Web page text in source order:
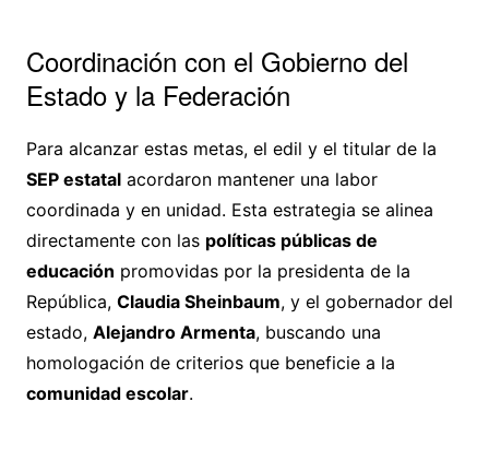
Coordinación con el Gobierno del
Estado y la Federación
Para alcanzar estas metas, el edil y el titular de la
SEP estatalacordaron mantener una labor
coordinada y en unidad. Esta estrategia se alinea
directamente con las políticas públicas de
educación promovidas por la presidenta de la
República, Claudia Sheinbaum, y el gobernador del
estado, Alejandro Armenta, buscando una
homologación de criterios que beneficie a la
comunidad escolar.